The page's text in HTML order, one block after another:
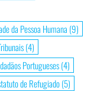
da Pessoa Humana (9)
(4)
Portugueses(4)
de Refugiado(5)